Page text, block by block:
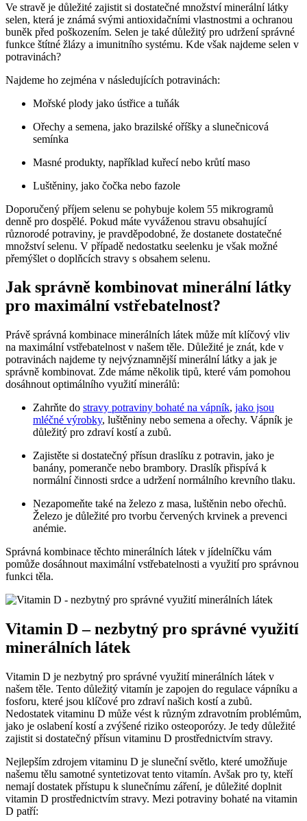
Ve stravě je důležité zajistit si dostatečné množství minerální látky
selen, která je známá svými antioxidačními vlastnostmi a ochranou
buněk před poškozením. Selen je také důležitý pro udržení správné
funkce štítné žlázy a imunitního systému. Kde však najdeme selen v
potravinách?
Najdeme ho zejména v následujících potravinách:
Mořské plody jako ústřice a tuňák
Ořechy a semena, jako brazilské oříšky a slunečnicová
semínka
Masné produkty, například kuřecí nebo krůtí maso
Luštěniny, jako čočka nebo fazole
Doporučený příjem selenu se pohybuje kolem 55 mikrogramů
denně pro dospělé. Pokud máte vyváženou stravu obsahující
různorodé potraviny, je pravděpodobné, že dostanete dostatečné
množství selenu. V případě nedostatku seelenku je však možné
přemýšlet o doplňcích stravy s obsahem selenu.
Jak správně kombinovat minerální látky
pro maximální vstřebatelnost?
Právě správná kombinace minerálních látek může mít klíčový vliv
na maximální vstřebatelnost v našem těle. Důležité je znát, kde v
potravinách najdeme ty nejvýznamnější minerální látky a jak je
správně kombinovat. Zde máme několik tipů, které vám pomohou
dosáhnout optimálního využití minerálů:
Zahrňte do stravy potraviny bohaté na vápník, jako jsou
mléčné výrobky, luštěniny nebo semena a ořechy. Vápník je
důležitý pro zdraví kostí a zubů.
Zajistěte si dostatečný přísun draslíku z potravin, jako je
banány, pomeranče nebo brambory. Draslík přispívá k
normální činnosti srdce a udržení normálního krevního tlaku.
Nezapomeňte také na železo z masa, luštěnin nebo ořechů.
Železo je důležité pro tvorbu červených krvinek a prevenci
anémie.
Správná kombinace těchto minerálních látek v jídelníčku vám
pomůže dosáhnout maximální vstřebatelnosti a využití pro správnou
funkci těla.
Vitamin D – nezbytný pro správné využití
minerálních látek
Vitamin D je nezbytný pro správné využití minerálních látek v
našem těle. Tento důležitý vitamín je zapojen do regulace vápníku a
fosforu, které jsou klíčové pro zdraví našich kostí a zubů.
Nedostatek vitaminu D může vést k různým zdravotním problémům,
jako je oslabení kostí a zvýšené riziko osteoporózy. Je tedy důležité
zajistit si dostatečný přísun vitaminu D prostřednictvím stravy.
Nejlepším zdrojem vitaminu D je sluneční světlo, které umožňuje
našemu tělu samotné syntetizovat tento vitamín. Avšak pro ty, kteří
nemají dostatek přístupu k slunečnímu záření, je důležité doplnit
vitamin D prostřednictvím stravy. Mezi potraviny bohaté na vitamin
D patří: